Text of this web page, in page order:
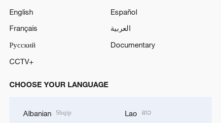
English
Español
Français
العربية
Русский
Documentary
CCTV+
CHOOSE YOUR LANGUAGE
Albanian Shqip Lao ລາວ